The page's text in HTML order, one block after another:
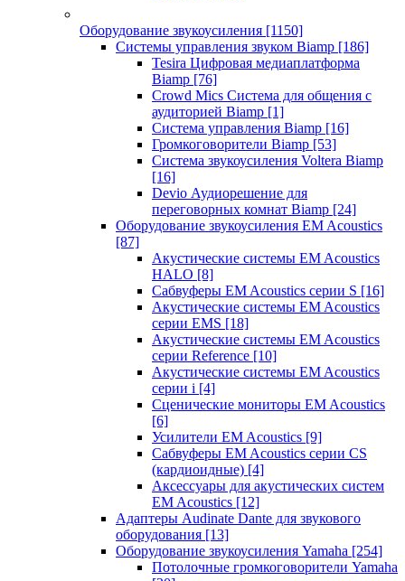
Оборудование звукоусиления [1150]
Системы управления звуком Biamp [186]
Tesira Цифровая медиаплатформа
Biamp [76]
Crowd Mics Система для общения с
аудиторией Biamp [1]
Система управления Biamp [16]
Громкоговорители Biamp [53]
Система звукоусиления Voltera Biamp
[16]
Devio Аудиорешение для
переговорных комнат Biamp [24]
Оборудование звукоусиления EM Acoustics
[87]
Акустические системы EM Acoustics
HALO [8]
Сабвуферы EM Acoustics серии S [16]
Акустические системы EM Acoustics
серии EMS [18]
Акустические системы EM Acoustics
серии Reference [10]
Акустические системы EM Acoustics
серии i [4]
Сценические мониторы EM Acoustics
[6]
Усилители EM Acoustics [9]
Сабвуферы EM Acoustics серии CS
(кардиоидные) [4]
Аксессуары для акустических систем
EM Acoustics [12]
Адаптеры Audinate Dante для звукового
оборудования [13]
Оборудование звукоусиления Yamaha [254]
Потолочные громкоговорители Yamaha